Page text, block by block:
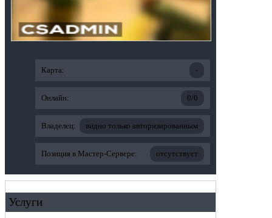
Карта: -
Онлайн: 0/0
Владелец: видно только авторизированным
Позиция в Мастер-Сервере: отсутствует
Услуги